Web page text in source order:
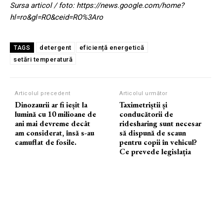
Sursa articol / foto: https://news.google.com/home?
hl=ro&gl=RO&ceid=RO%3Aro
TAGS detergent
eficiență energetică
setări temperatură
Articolul precedent
Dinozaurii ar fi ieșit la
lumină cu 10 milioane de
ani mai devreme decât
am considerat, însă s-au
camuflat de fosile.
Articolul următor
Taximetriștii și
conducătorii de
ridesharing sunt necesar
să dispună de scaun
pentru copii în vehicul?
Ce prevede legislația